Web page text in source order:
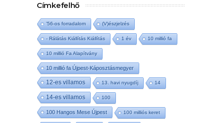
Címkefelhő
'56-os forradalom (V)észjelzés
- Rálátás Kiállítás Kiállítás 1 év 10 millió fa
10 millió Fa Alapítvány
10 millió fa Újpest-Káposztásmegyer
12-es villamos 13. havi nyugdíj 14
14-es villamos 100
100 Hangos Mese Újpest 100 milliós keret